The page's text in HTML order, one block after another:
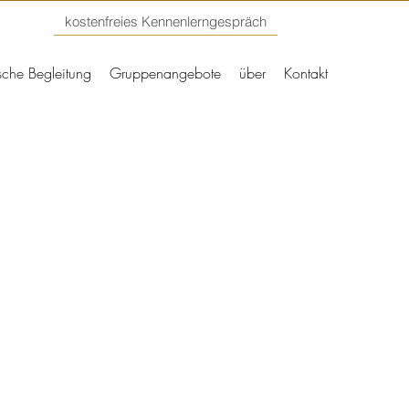
kostenfreies Kennenlerngespräch
Begleitung Gruppenangebote über Kontakt